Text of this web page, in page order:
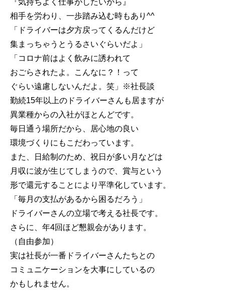
相手を労わり、一歩踏み込む時もあり^^
「ドライバーは夕方戻ってくるんだけど
集まっちゃうとうるさいぐらいだよ」
「コロナ前はよく飲みに誘われて
おごらされたよ。こんなに？！って
ぐらい遠慮しないんだよ。笑」※社長談
勤続15年以上のドライバーさんも居ますが
異業種からの入社がほとんどです。
毎日通う場所だから、居心地の良い
環境づくりにもこだわっています。
また、日給制のため、祝日が多い月などは
月収に波が生じてしまうので、賞与という
形で還元することにより平準化しています。
「毎月の支払があるから困るだろう」
ドライバーさんの立場で考える社長です。
さらに、年4回ほど懇親会があります。
（自由参加）
実は社長が一番ドライバーさんたちとの
コミュニケーションを大事にしているの
かもしれません。